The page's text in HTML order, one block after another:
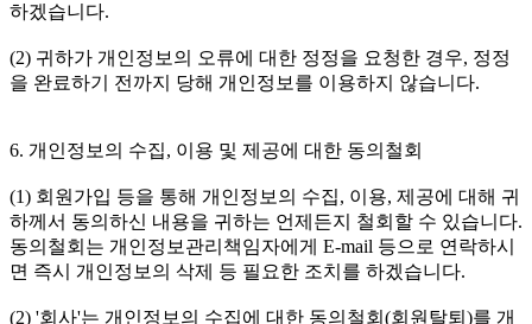
하겠습니다.
(2) 귀하가 개인정보의 오류에 대한 정정을 요청한 경우, 정정
을 완료하기 전까지 당해 개인정보를 이용하지 않습니다.
6. 개인정보의 수집, 이용 및 제공에 대한 동의철회
(1) 회원가입 등을 통해 개인정보의 수집, 이용, 제공에 대해 귀
하께서 동의하신 내용을 귀하는 언제든지 철회할 수 있습니다.
동의철회는 개인정보관리책임자에게 E-mail 등으로 연락하시
면 즉시 개인정보의 삭제 등 필요한 조치를 하겠습니다.
(2) '회사'는 개인정보의 수집에 대한 동의철회(회원탈퇴)를 개